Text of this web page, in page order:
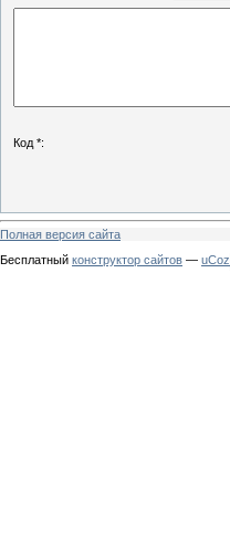
Код *:
Полная версия сайта
Бесплатный конструктор сайтов — uCoz